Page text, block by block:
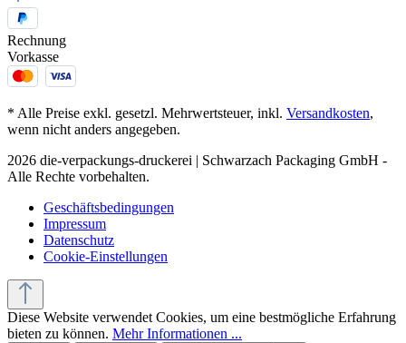
Rechnung
Vorkasse
* Alle Preise exkl. gesetzl. Mehrwertsteuer, inkl. Versandkosten,
wenn nicht anders angegeben.
2026 die-verpackungs-druckerei | Schwarzach Packaging GmbH -
Alle Rechte vorbehalten.
Geschäftsbedingungen
Impressum
Datenschutz
Cookie-Einstellungen
Diese Website verwendet Cookies, um eine bestmögliche Erfahrung
bieten zu können. Mehr Informationen ...